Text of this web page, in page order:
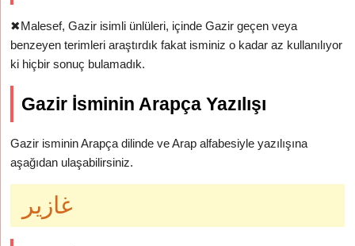
✖Malesef, Gazir isimli ünlüleri, içinde Gazir geçen veya
benzeyen terimleri araştırdık fakat isminiz o kadar az kullanılıyor
ki hiçbir sonuç bulamadık.
Gazir İsminin Arapça Yazılışı
Gazir isminin Arapça dilinde ve Arap alfabesiyle yazılışına
aşağıdan ulaşabilirsiniz.
غازير